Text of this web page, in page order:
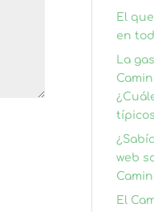
El
en
La
web
El